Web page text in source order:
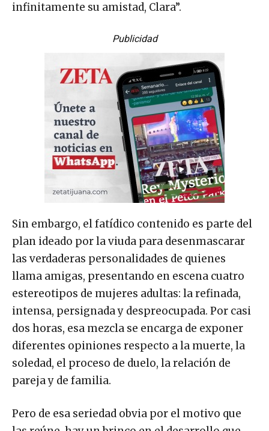
infinitamente su amistad, Clara”.
Publicidad
Sin embargo, el fatídico contenido es parte del
plan ideado por la viuda para desenmascarar
las verdaderas personalidades de quienes
llama amigas, presentando en escena cuatro
estereotipos de mujeres adultas: la refinada,
intensa, persignada y despreocupada. Por casi
dos horas, esa mezcla se encarga de exponer
diferentes opiniones respecto a la muerte, la
soledad, el proceso de duelo, la relación de
pareja y de familia.
Pero de esa seriedad obvia por el motivo que